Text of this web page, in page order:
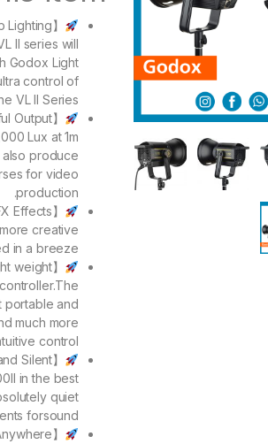
ll series will
Godox Light
control of
VL ll Series.
Lux at 1m
produce
for video
production.
creative
in a breeze.
portable and
much more
control.
in the best
quiet
forsound.